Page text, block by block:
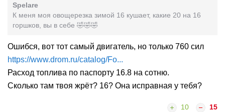
Spelare
К меня моя овощерезка зимой 16 кушает, какие 20 на 16
горшков, вы в себе 🤣🤣🤣
Ошибся, вот тот самый двигатель, но только 760 сил
https://www.drom.ru/catalog/Fo...
Расход топлива по паспорту 16.8 на сотню.
Сколько там твоя жрёт? 16? Она исправная у тебя?
10 15